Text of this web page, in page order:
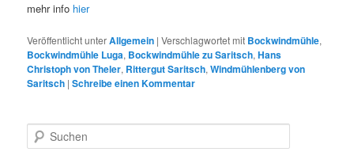
mehr info hier
Veröffentlicht unterAllgemein |Verschlagwortet mit Bockwindmühle,
Bockwindmühle Luga, Bockwindmühle zu Saritsch,Hans
Christoph von Theler, Rittergut Saritsch,Windmühlenberg von
Saritsch |Schreibe einen Kommentar
u